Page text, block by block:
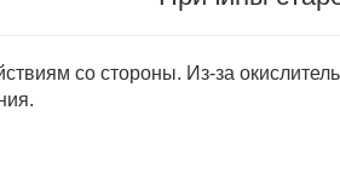
со стороны. Из-за